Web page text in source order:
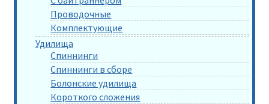
Проводочные
Комплектующие
Удилища
Спиннинги
Спиннинги в сборе
Болонские удилища
Короткого сложения